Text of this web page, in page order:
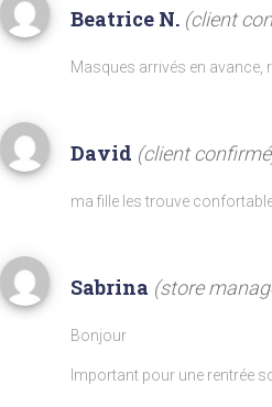
Beatrice N. (client
Masques arrivés en avance,
David (client
ma fille les trouve
Sabrina (store
Bonjour
Important pour une rentrée